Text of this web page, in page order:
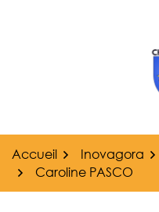
Accueil Inovagora
Caroline PASCO